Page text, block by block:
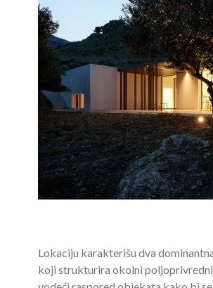
Lokaciju karakterišu dva
koji strukturira okolni